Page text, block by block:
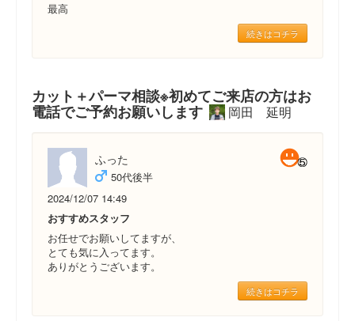
最高
続きはコチラ
カット＋パーマ相談※初めてご来店の方はお
電話でご予約お願いします 岡田 延明
ふった
50代後半
2024/12/07 14:49
おすすめスタッフ
お任せでお願いしてますが、
とても気に入ってます。
ありがとうございます。
続きはコチラ